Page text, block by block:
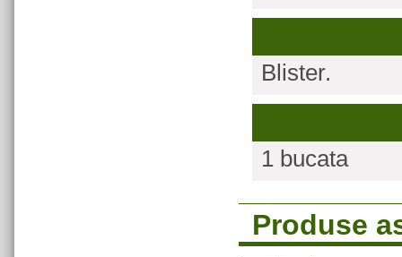
Blister.
1 bucata
Produse